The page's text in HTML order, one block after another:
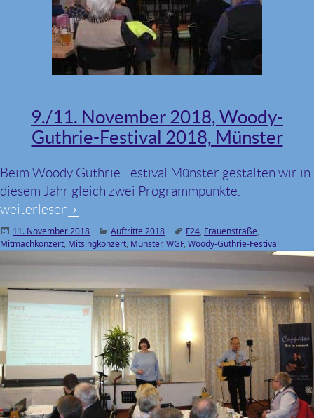
9./11. November 2018, Woody-
Guthrie-Festival 2018, Münster
Beim Woody Guthrie Festival Münster gestalten wir in
diesem Jahr gleich zwei Programmpunkte.
9./11. November 2018, Woody-Guthrie-Festival
weiterlesen
Veröffentlicht
am
11. November 2018 Kategorien
Auftritte 2018 Schlagwörter
F24, Frauenstraße,
Mitmachkonzert, Mitsingkonzert, Münster, WGF, Woody-Guthrie-Festival